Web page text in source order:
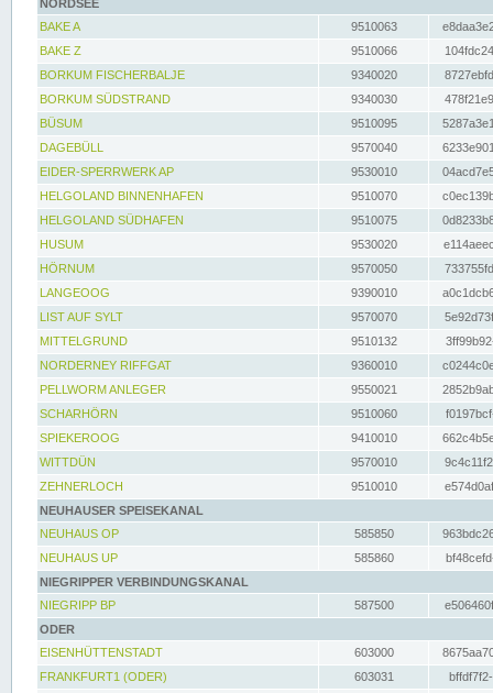
NORDSEE
BAKE A
9510063
BAKE Z
9510066
BORKUM FISCHERBALJE
9340020
BORKUM SÜDSTRAND
9340030
BÜSUM
9510095
DAGEBÜLL
9570040
EIDER-SPERRWERK AP
9530010
HELGOLAND BINNENHAFEN
9510070
HELGOLAND SÜDHAFEN
9510075
HUSUM
9530020
HÖRNUM
9570050
LANGEOOG
9390010
LIST AUF SYLT
9570070
MITTELGRUND
9510132
NORDERNEY RIFFGAT
9360010
PELLWORM ANLEGER
9550021
SCHARHÖRN
9510060
SPIEKEROOG
9410010
WITTDÜN
9570010
ZEHNERLOCH
9510010
NEUHAUSER SPEISEKANAL
NEUHAUS OP
585850
NEUHAUS UP
585860
NIEGRIPPER VERBINDUNGSKANAL
NIEGRIPP BP
587500
ODER
EISENHÜTTENSTADT
603000
FRANKFURT1 (ODER)
603031